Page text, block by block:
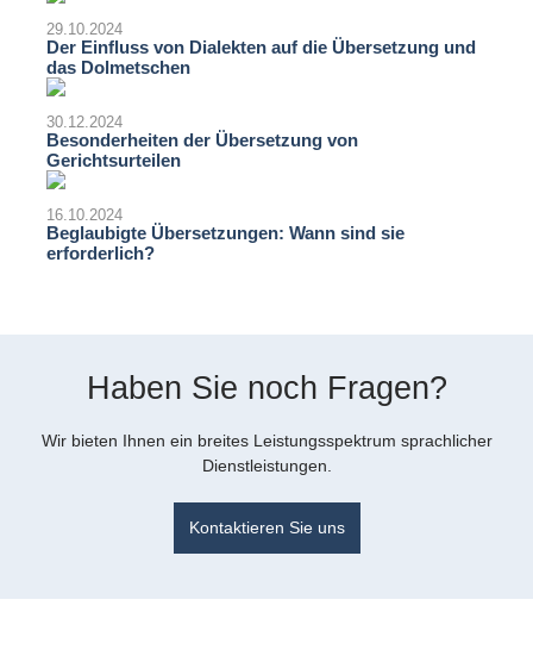
29.10.2024
Der Einfluss von Dialekten auf die Übersetzung und
das Dolmetschen
30.12.2024
Besonderheiten der Übersetzung von
Gerichtsurteilen
16.10.2024
Beglaubigte Übersetzungen: Wann sind sie
erforderlich?
Haben Sie noch Fragen?
Wir bieten Ihnen ein breites Leistungsspektrum sprachlicher
Dienstleistungen.
Kontaktieren Sie uns